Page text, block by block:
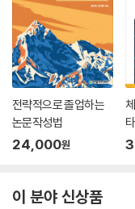
전략적으로 졸업하는
논문작성법
24,000원
이 분야 신상품